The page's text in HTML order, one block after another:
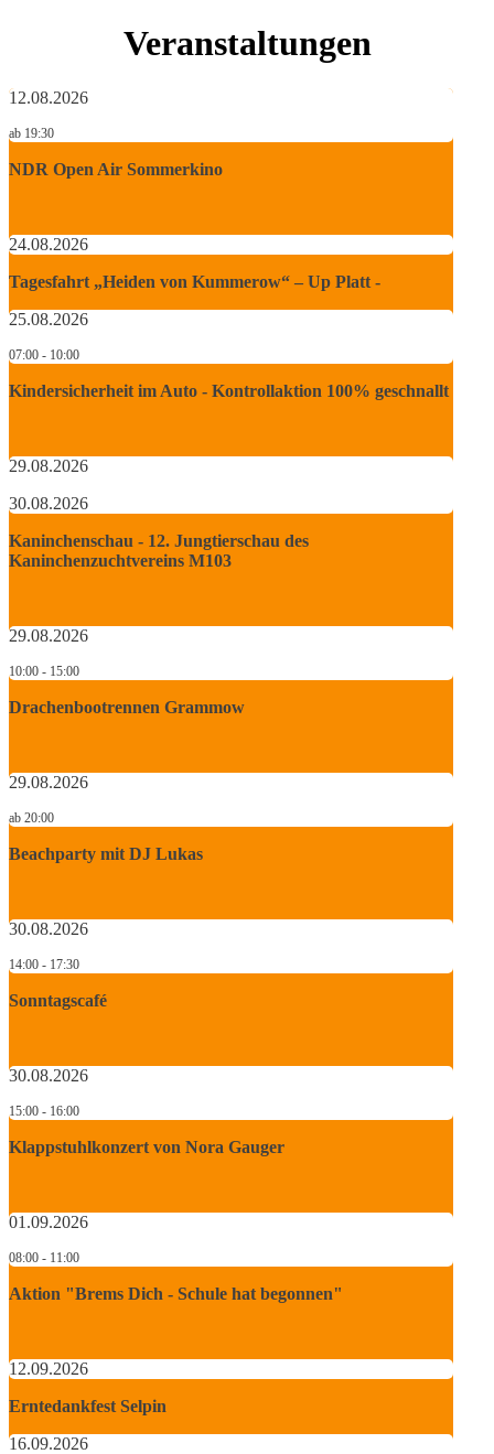
Veranstaltungen
12.08.2026
ab 19:30
NDR Open Air Sommerkino
24.08.2026
Tagesfahrt „Heiden von Kummerow“ – Up Platt -
25.08.2026
07:00 - 10:00
Kindersicherheit im Auto - Kontrollaktion 100% geschnallt
29.08.2026
30.08.2026
Kaninchenschau - 12. Jungtierschau des
Kaninchenzuchtvereins M103
29.08.2026
10:00 - 15:00
Drachenbootrennen Grammow
29.08.2026
ab 20:00
Beachparty mit DJ Lukas
30.08.2026
14:00 - 17:30
Sonntagscafé
30.08.2026
15:00 - 16:00
Klappstuhlkonzert von Nora Gauger
01.09.2026
08:00 - 11:00
Aktion "Brems Dich - Schule hat begonnen"
12.09.2026
Erntedankfest Selpin
16.09.2026